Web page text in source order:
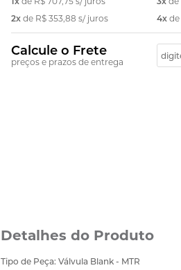
2x de R$ 353,88 s/ juros
4xde
Calcule o Frete
preços e prazos de entrega
Detalhes do Produto
Tipo de Peça: Válvula Blank - MTR